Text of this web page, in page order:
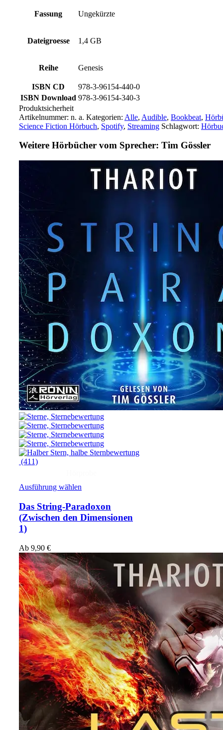
Fassung Ungekürzte
Dateigroesse 1,4 GB
Reihe Genesis
ISBN CD
978-3-96154-440-0
ISBN Download 978-3-96154-340-3
Produktsicherheit
Artikelnummer: n. a. Kategorien: Alle, Audible, Bookbeat,
Science Fiction Hörbuch, Spotify, Streaming Schlagwort:
Weitere Hörbücher vom Sprecher: Tim Gössler
(411)
Ausführung wählen
Das String-Paradoxon
(Zwischen den Dimensionen
1)
Ab 9,90 €